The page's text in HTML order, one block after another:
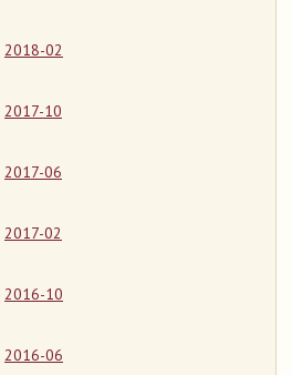
2018-02
2017-10
2017-06
2017-02
2016-10
2016-06